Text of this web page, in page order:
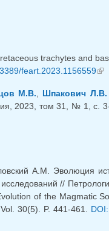
trachytes and
feart.2023.1156559
М.В. Шпакович Л.В.
2023, том 31, № 1, с.
А.М. Эволюция
исследований //
of the Magmatic
30(5). P. 441-461.